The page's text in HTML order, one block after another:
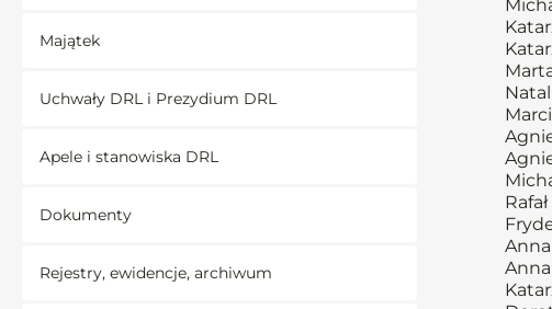
Majątek
Uchwały DRL i Prezydium DRL
Apele i stanowiska DRL
Dokumenty
Rejestry, ewidencje, archiwum